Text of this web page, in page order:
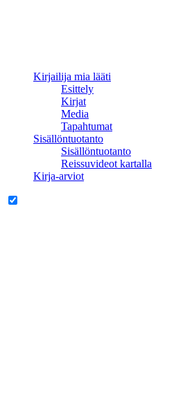
Kirjailija mia lääti
Esittely
Kirjat
Media
Tapahtumat
Sisällöntuotanto
Sisällöntuotanto
Reissuvideot kartalla
Kirja-arviot